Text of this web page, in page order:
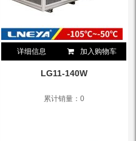
详细信息 加入购物车
LG11-140W
累计销量：0